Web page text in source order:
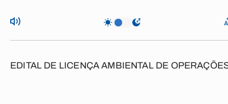
EDITAL DE LICENÇA AMBIENTAL DE